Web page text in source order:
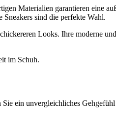
Materialien garantieren eine
sind die perfekte Wahl.
Looks. Ihre moderne
im Schuh.
ein unvergleichliches